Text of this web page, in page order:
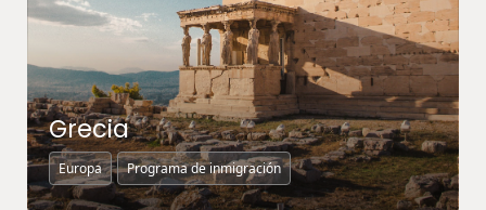
Grecia
Europa Programa de inmigración